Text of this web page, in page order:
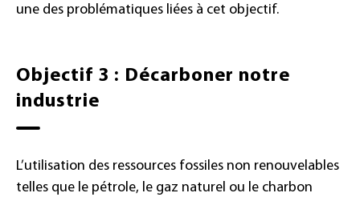
une des problématiques liées à cet objectif.
Objectif 3 : Décarboner notre
industrie
L’utilisation des ressources fossiles non renouvelables
telles que le pétrole, le gaz naturel ou le charbon